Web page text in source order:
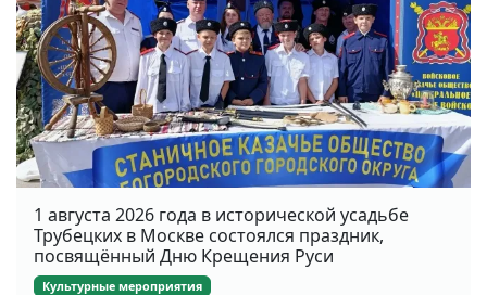
1 августа 2026 года в исторической усадьбе
Трубецких в Москве состоялся праздник,
посвящённый Дню Крещения Руси
Культурные мероприятия